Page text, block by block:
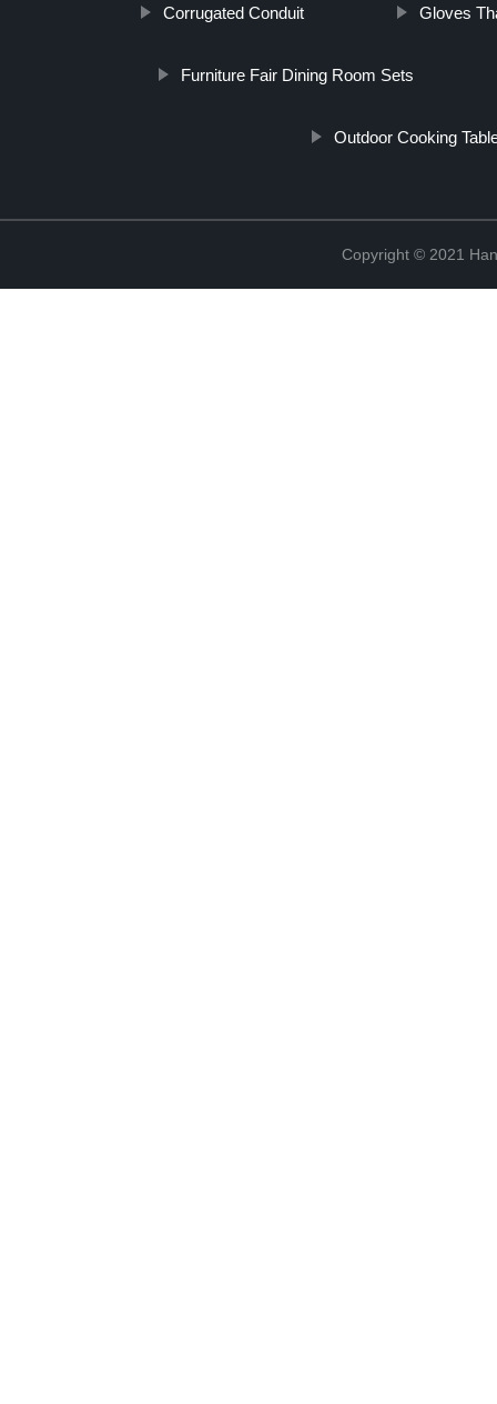
Corrugated Conduit Gloves
Furniture Fair Dining Room Sets
Outdoor Cooking
Copyright © 2021